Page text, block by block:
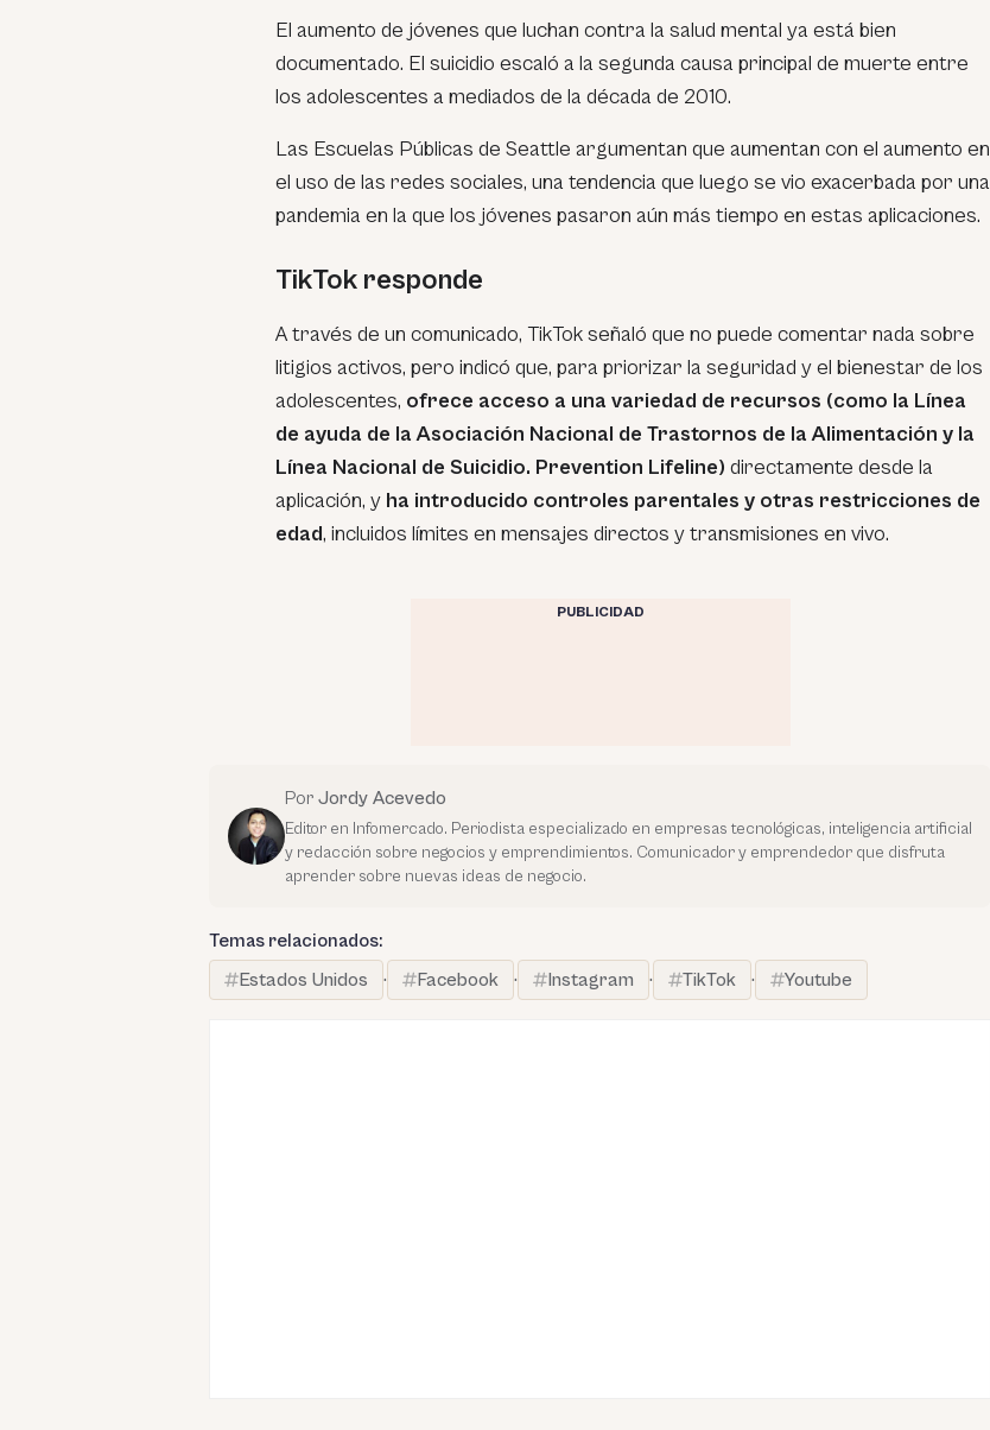
El aumento de jóvenes que luchan contra la salud mental ya está bien
documentado. El suicidio escaló a la segunda causa principal de muerte entre
los adolescentes a mediados de la década de 2010.
Las Escuelas Públicas de Seattle argumentan que aumentan con el aumento en
el uso de las redes sociales, una tendencia que luego se vio exacerbada por una
pandemia en la que los jóvenes pasaron aún más tiempo en estas aplicaciones.
TikTok responde
A través de un comunicado, TikTok señaló que no puede comentar nada sobre
litigios activos, pero indicó que, para priorizar la seguridad y el bienestar de los
adolescentes, ofrece acceso a una variedad de recursos (como la Línea
de ayuda de la Asociación Nacional de Trastornos de la Alimentación y la
Línea Nacional de Suicidio. Prevention Lifeline) directamente desde la
aplicación, y ha introducido controles parentales y otras restricciones de
edad, incluidos límites en mensajes directos y transmisiones en vivo.
PUBLICIDAD
Por Jordy Acevedo
Editor en Infomercado. Periodista especializado en empresas tecnológicas, inteligencia artificial
y redacción sobre negocios y emprendimientos. Comunicador y emprendedor que disfruta
aprender sobre nuevas ideas de negocio.
Temas relacionados:
Estados Unidos
· Facebook · Instagram · TikTok · Youtube